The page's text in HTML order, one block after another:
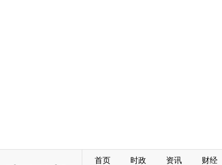
首页 时政 资讯 财经